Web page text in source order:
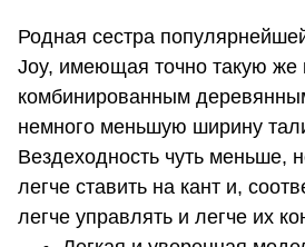
Родная сестра
Joy, имеющая точно такую же
комбинированным
немного меньшую ширину
Вездеходность чуть меньше,
легче ставить на кант и,
легче управлять и легче их